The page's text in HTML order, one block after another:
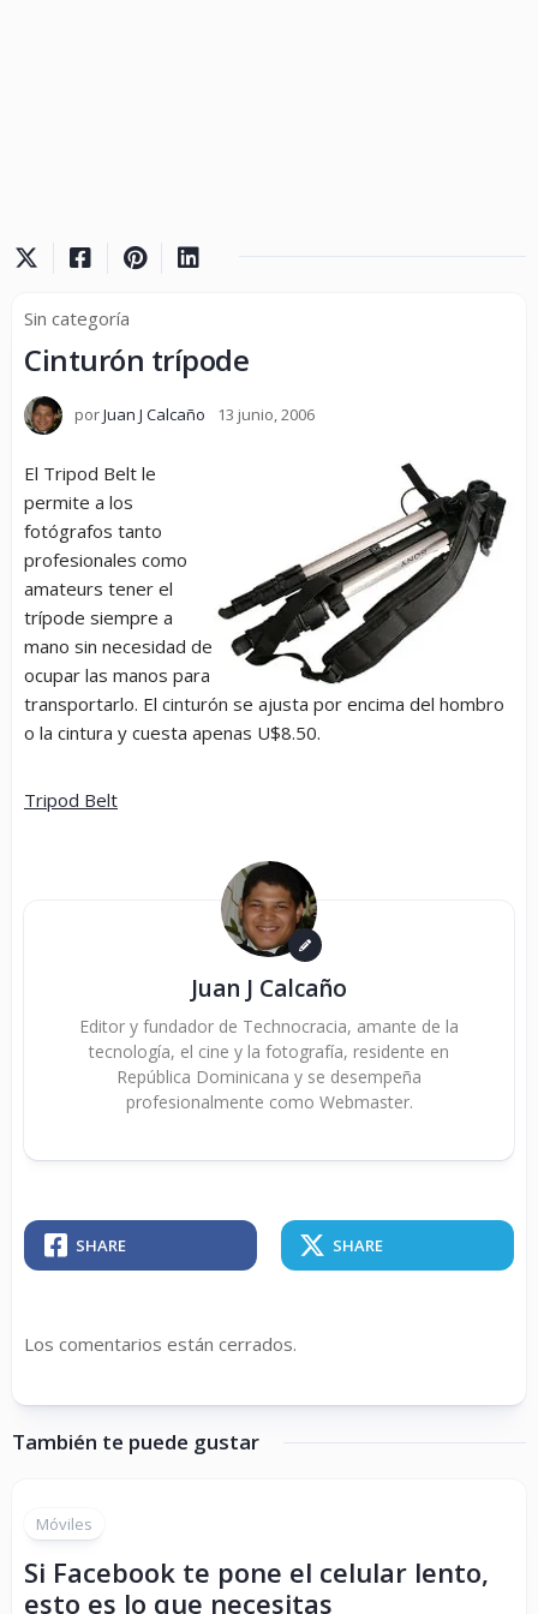
Sin categoría
Cinturón trípode
porJuan J Calcaño 13 junio, 2006
El Tripod Belt le
permite a los
fotógrafos tanto
profesionales como
amateurs tener el
trípode siempre a
mano sin necesidad de
ocupar las manos para
transportarlo. El cinturón se ajusta por encima del hombro
o la cintura y cuesta apenas U$8.50.
Tripod Belt
Juan J Calcaño
Editor y fundador de Technocracia, amante de la
tecnología, el cine y la fotografía, residente en
República Dominicana y se desempeña
profesionalmente como Webmaster.
SHARE SHARE
Los comentarios están cerrados.
También te puede gustar
Móviles
Si Facebook te pone el celular lento,
esto es lo que necesitas